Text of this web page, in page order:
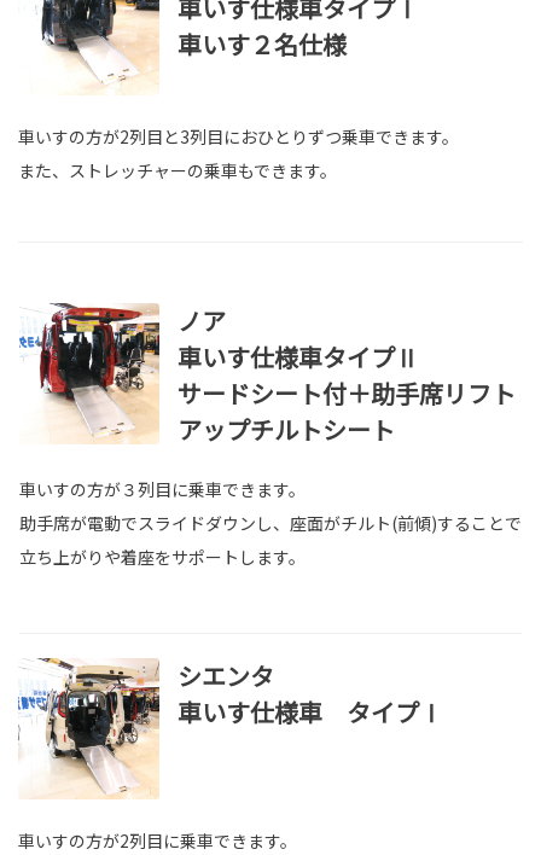
車いす仕様車タイプⅠ
車いす２名仕様
車いすの方が2列目と3列目におひとりずつ乗車できます。
また、ストレッチャーの乗車もできます。
ノア
車いす仕様車タイプⅡ
サードシート付＋助手席リフト
アップチルトシート
車いすの方が３列目に乗車できます。
助手席が電動でスライドダウンし、座面がチルト(前傾)することで
立ち上がりや着座をサポートします。
シエンタ
車いす仕様車 タイプⅠ
車いすの方が2列目に乗車できます。